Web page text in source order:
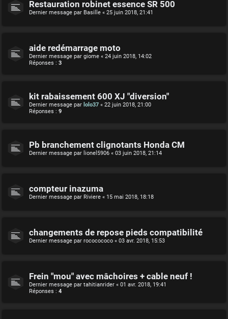
Restauration robinet essence SR 500
Dernier message par Basille « 25 juin 2018, 21:41
aide redémarrage moto
Dernier message par giome « 24 juin 2018, 14:02
Réponses : 3
kit rabaissement 600 XJ "diversion"
Dernier message par lolo37 « 22 juin 2018, 21:00
Réponses : 9
Pb branchement clignotants Honda CM
Dernier message par lionel5906 « 03 juin 2018, 21:14
compteur inazuma
Dernier message par Riviere « 15 mai 2018, 18:18
changements de repose pieds compatibilité
Dernier message par rococococo « 03 avr. 2018, 15:53
Frein "mou" avec mâchoires + cable neuf !
Dernier message par tahitianrider « 01 avr. 2018, 19:41
Réponses : 4